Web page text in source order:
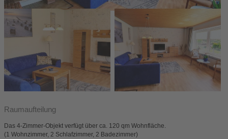
Raumaufteilung
Das 4-Zimmer-Objekt verfügt über ca. 120 qm Wohnfläche.
(1 Wohnzimmer, 2 Schlafzimmer, 2 Badezimmer)